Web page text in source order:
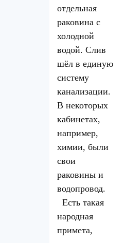
отдельная
раковина с
холодной
водой. Слив
шёл в единую
систему
канализации.
В некоторых
кабинетах,
например,
химии, были
свои
раковины и
водопровод.
Есть такая
народная
примета,